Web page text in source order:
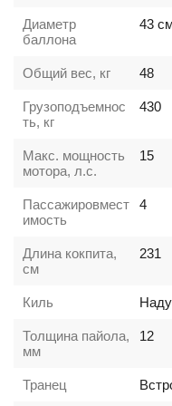
Диаметр
баллона
43
Общий вес, кг 48
Грузоподъемнос
ть, кг
430
Макс. мощность
мотора, л.с.
15
Пассажировмест
имость
4
Длина кокпита,
см
231
Киль
Толщина пайола,
мм
12
Транец